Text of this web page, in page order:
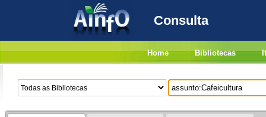
Consulta
Home Bibliotecas